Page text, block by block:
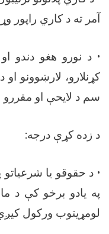
آمر ته د کاري راپور
• د نورو هغو دندو
کړنلارو، لارښوونو
سم د لایحې او
د زده کړې درجه:
• د حقوقو یا
په یادو برخو کې د
لومړیتوب ورکول